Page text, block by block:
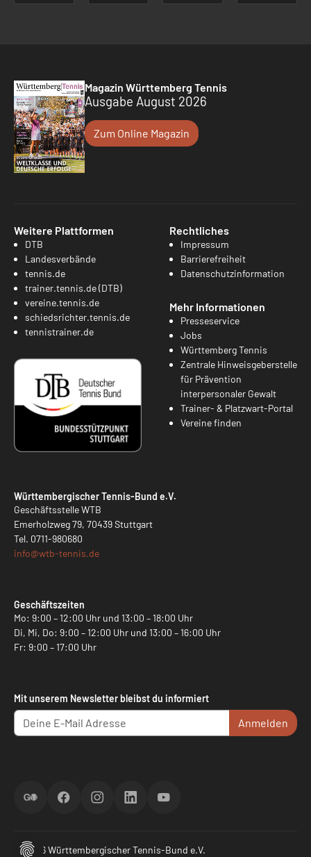
Magazin Württemberg Tennis
Ausgabe August 2026
Zum Online Magazin
Weitere Plattformen
DTB
Landesverbände
tennis.de
trainer.tennis.de (DTB)
vereine.tennis.de
schiedsrichter.tennis.de
tennistrainer.de
Rechtliches
Impressum
Barrierefreiheit
Datenschutzinformation
Mehr Informationen
Presseservice
Jobs
Württemberg Tennis
Zentrale Hinweisgeberstelle
für Prävention
interpersonaler Gewalt
Trainer- & Platzwart-Portal
Vereine finden
Württembergischer Tennis-Bund e.V.
Geschäftsstelle WTB
Emerholzweg 79, 70439 Stuttgart
Tel. 0711-980680
info@wtb-tennis.de
Geschäftszeiten
Mo: 9:00 – 12:00 Uhr und 13:00 – 18:00 Uhr
Di, Mi, Do: 9:00 – 12:00 Uhr und 13:00 – 16:00 Uhr
Fr: 9:00 – 17:00 Uhr
Mit unserem Newsletter bleibst du informiert
Anmelden
ScoreGOFacebookInstagramLinkedInYouTube
© 2026 Württembergischer Tennis-Bund e.V.